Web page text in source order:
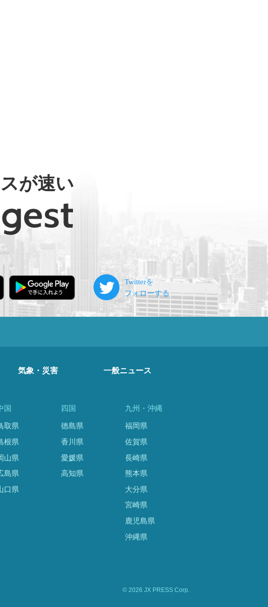
が速い
気象・災害 一般ニュース
国
取県
根県
山県
島県
口県
四国
徳島県
香川県
愛媛県
高知県
九州・沖縄
福岡県
佐賀県
長崎県
熊本県
大分県
宮崎県
鹿児島県
沖縄県
© 2026 JX PRESS Corp.